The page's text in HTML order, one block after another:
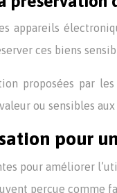
appareils
ces biens
proposées par
ou sensibles
pour
pour améliorer
perçue comme